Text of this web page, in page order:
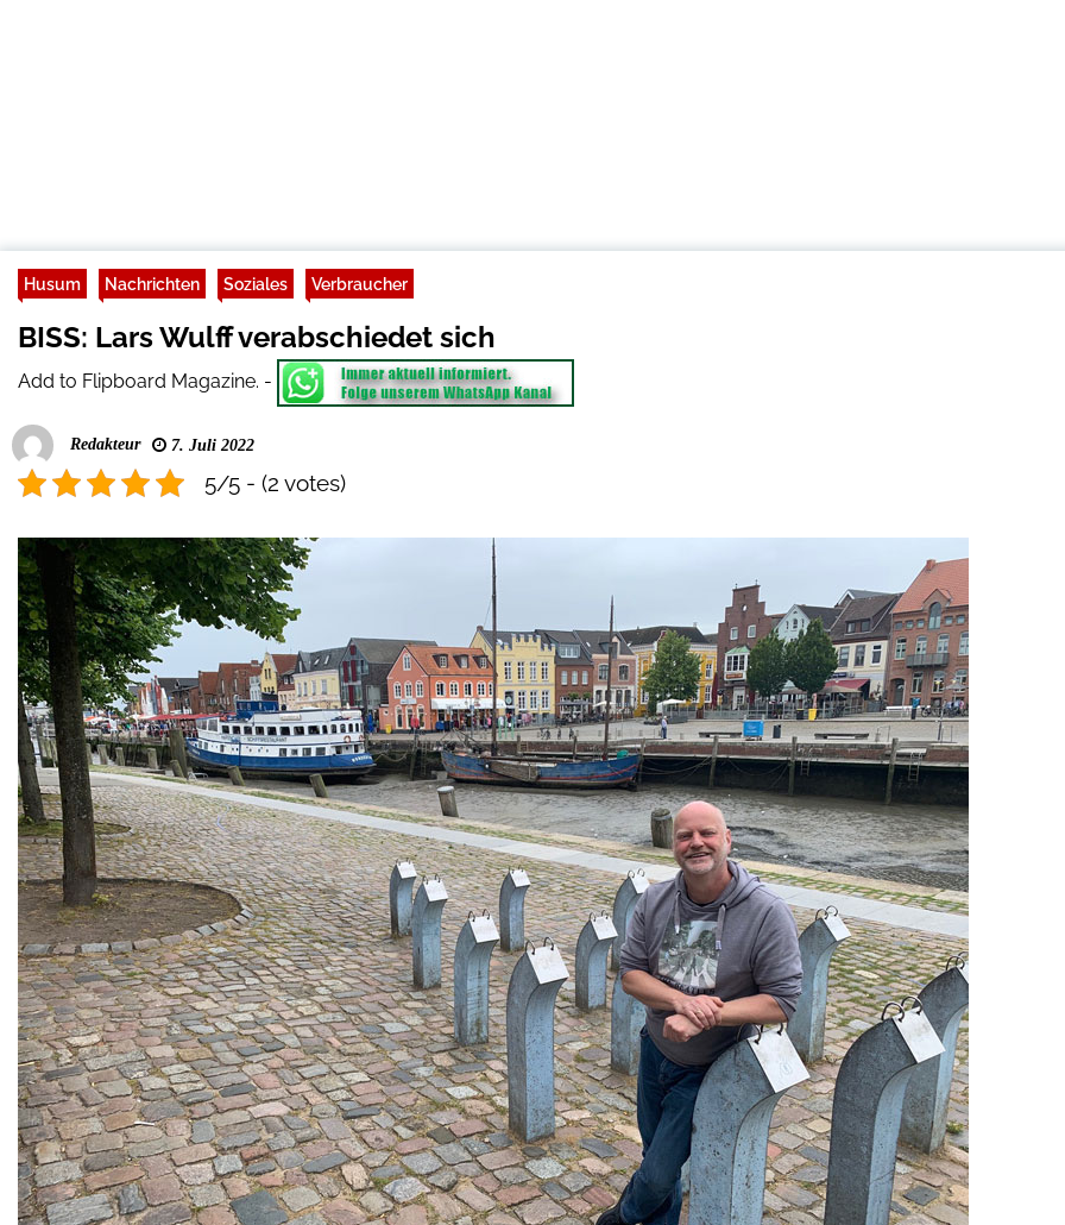
Husum Nachrichten Soziales Verbraucher
BISS: Lars Wulff verabschiedet sich
Add to Flipboard Magazine. -
Redakteur 7. Juli 2022
5/5 - (2 votes)